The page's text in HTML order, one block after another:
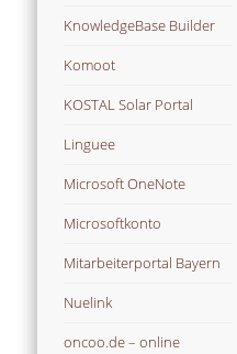
KnowledgeBase Builder
Komoot
KOSTAL Solar Portal
Linguee
Microsoft OneNote
Microsoftkonto
Mitarbeiterportal Bayern
Nuelink
oncoo.de – online